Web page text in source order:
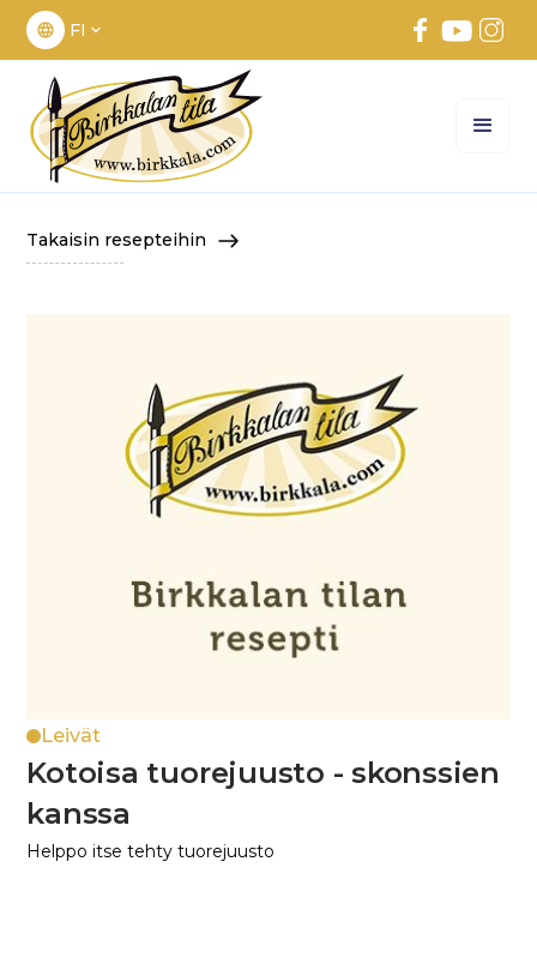
FI
Takaisin resepteihin
Leivät
Kotoisa tuorejuusto - skonssien
kanssa
Helppo itse tehty tuorejuusto